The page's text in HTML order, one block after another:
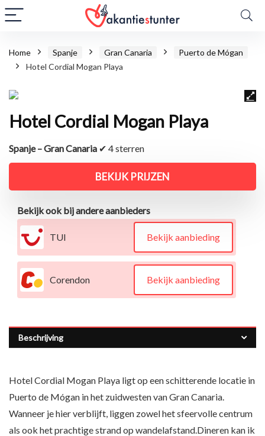
Home Spanje Gran Canaria
Puerto de Mógan
Hotel Cordial Mogan Playa
Hotel Cordial Mogan Playa
Spanje – Gran Canaria ✔ 4 sterren
BEKIJK PRIJZEN
Bekijk ook bij andere aanbieders
TUI Bekijk aanbieding
Corendon Bekijk aanbieding
Beschrijving
Hotel Cordial Mogan Playa ligt op een schitterende locatie in
Puerto de Mógan in het zuidwesten van Gran Canaria.
Wanneer je hier verblijft, liggen zowel het sfeervolle centrum
als ook het prachtige strand op wandelafstand.Dineren kan ik